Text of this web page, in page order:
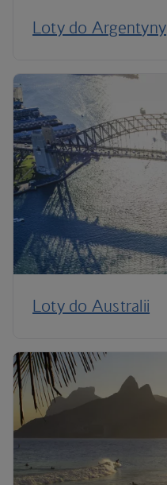
Loty do Argentyny
Loty do Australii